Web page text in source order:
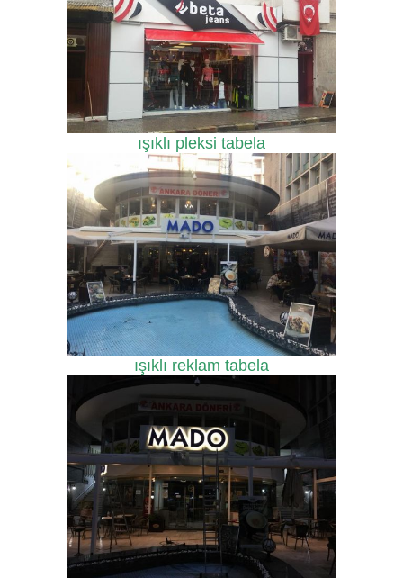
ışıklı pleksi tabela
ışıklı reklam tabela